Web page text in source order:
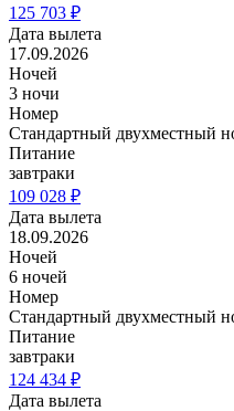
125 703 ₽
Дата вылета
17.09.2026
Ночей
3 ночи
Номер
Стандартный двухместный
Питание
завтраки
109 028 ₽
Дата вылета
18.09.2026
Ночей
6 ночей
Номер
Стандартный двухместный
Питание
завтраки
124 434 ₽
Дата вылета